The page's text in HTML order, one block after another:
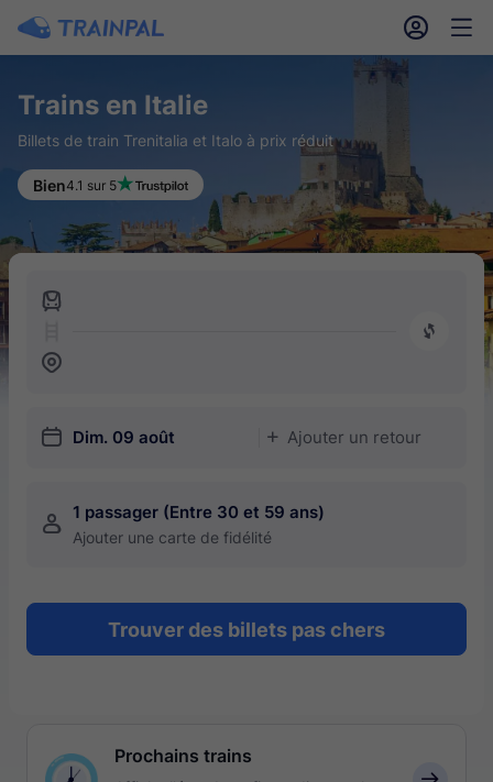
󱎓 󱒨
Trains en Italie
Billets de train Trenitalia et Italo à prix réduit
Bien4.1 sur 5
󱍉
󰿠
󱒣
󱎗 Dim. 09 août 󱅇 Ajouter un retour
󱍂 1 passager (Entre 30 et 59 ans)
Ajouter une carte de fidélité
Trouver des billets pas chers
Prochains trains